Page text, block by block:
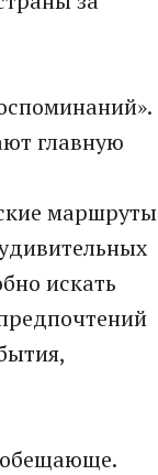
главную
маршруты
искать